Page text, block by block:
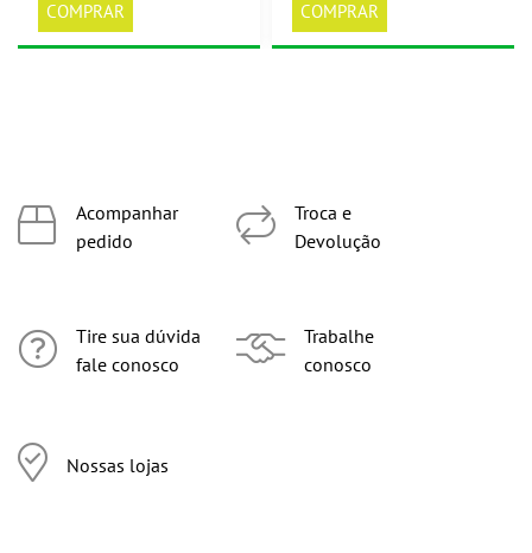
COMPRAR COMPRAR
Acompanhar
pedido
Tire sua dúvida
fale conosco
Nossas lojas
Troca e
Devolução
Trabalhe
conosco